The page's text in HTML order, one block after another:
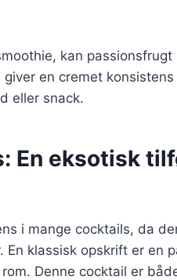
kan
en cremet
eller snack.
En eksotisk
i mange cocktails, da
klassisk opskrift er en
Denne cocktail er